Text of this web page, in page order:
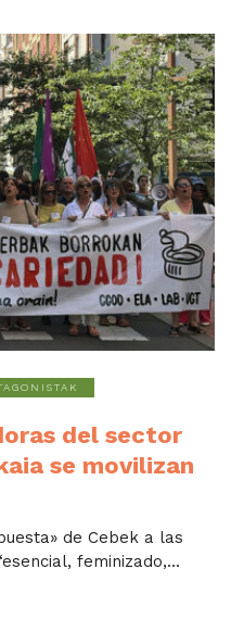
del sector
se movilizan
de Cebek a las
feminizado,...